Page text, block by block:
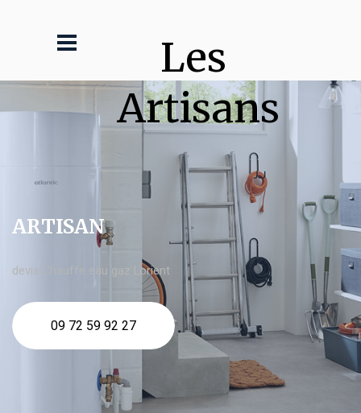
Les
Artisans
ARTISAN
devis Chauffe eau gaz Lorient
09 72 59 92 27